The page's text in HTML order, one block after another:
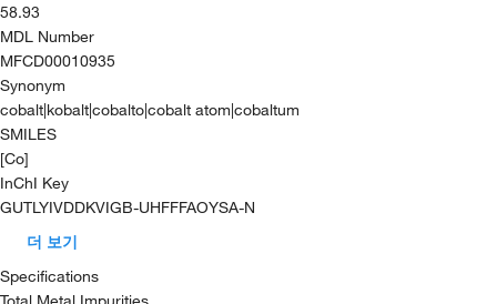
58.93
MDL Number
MFCD00010935
Synonym
cobalt|kobalt|cobalto|cobalt atom|cobaltum
SMILES
[Co]
InChI Key
GUTLYIVDDKVIGB-UHFFFAOYSA-N
더 보기
Specifications
Total Metal Impurities